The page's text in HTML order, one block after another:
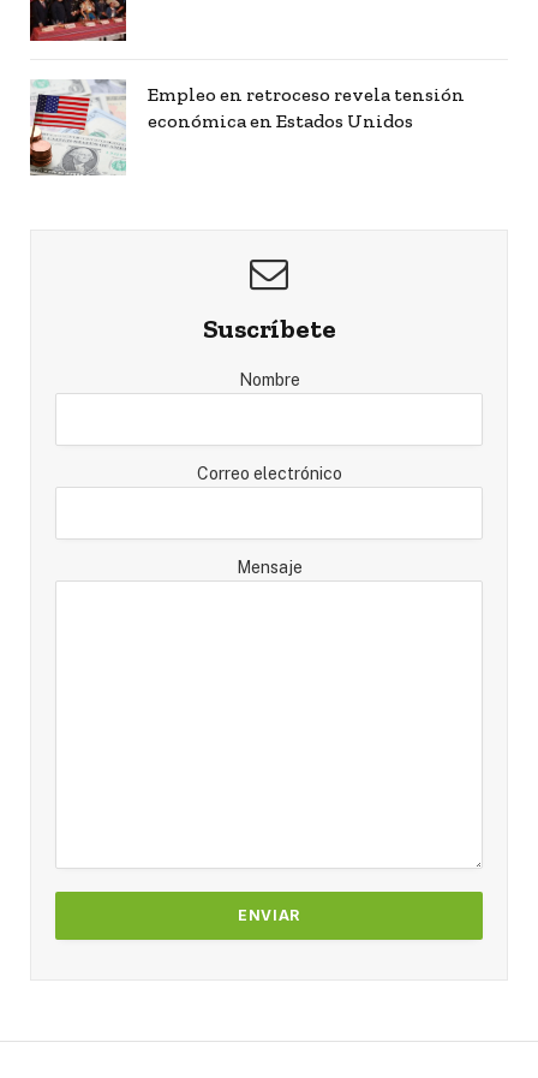
Empleo en retroceso revela tensión
económica en Estados Unidos
Suscríbete
Nombre
Correo electrónico
Mensaje